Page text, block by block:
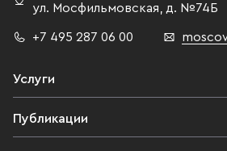
ул. Мосфильмовская, д. №74Б
+7 495 287 06 00
Услуги
Публикации